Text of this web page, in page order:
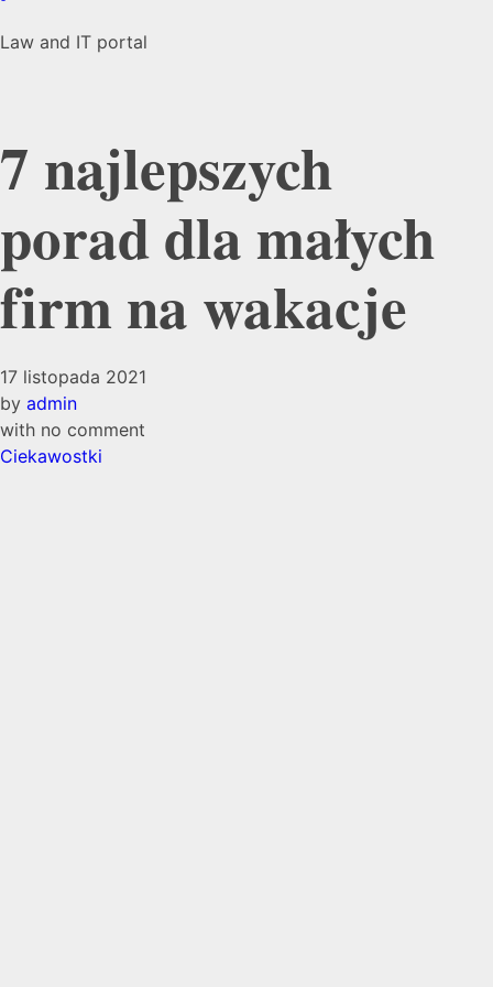
Law and IT portal
7 najlepszych
porad dla małych
firm na wakacje
17 listopada 2021
by admin
with no comment
Ciekawostki